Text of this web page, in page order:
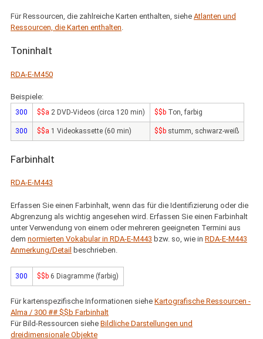
Für Ressourcen, die zahlreiche Karten enthalten, siehe Atlanten und
Ressourcen, die Karten enthalten
Toninhalt
RDA-E-M450
Beispiele:
300 $$a 2 DVD-Videos (circa 120 min) $$b Ton, farbig
300 $$a 1 Videokassette (60 min) $$b stumm, schwarz-weiß
Farbinhalt
RDA-E-M443
Erfassen Sie einen Farbinhalt, wenn das für die Identifizierung oder die
Abgrenzung als wichtig angesehen wird. Erfassen Sie einen Farbinhalt
unter Verwendung von einem oder mehreren geeigneten Termini aus
dem normierten Vokabular in RDA-E-M443 bzw. so, wie in RDA-E-M443
Anmerkung/Detail beschrieben.
300 $$b 6 Diagramme (farbig)
Für kartenspezifische Informationen siehe Kartografische Ressourcen -
Alma / 300 ## $$b Farbinhalt
Für Bild-Ressourcen siehe Bildliche Darstellungen und
dreidimensionale Objekte